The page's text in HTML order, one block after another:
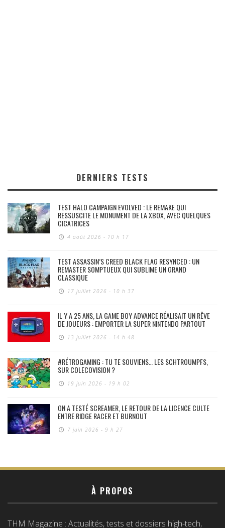
DERNIERS TESTS
TEST HALO CAMPAIGN EVOLVED : LE REMAKE QUI
RESSUSCITE LE MONUMENT DE LA XBOX, AVEC QUELQUES
CICATRICES
4 août 2026 - 10 h 17
TEST ASSASSIN’S CREED BLACK FLAG RESYNCED : UN
REMASTER SOMPTUEUX QUI SUBLIME UN GRAND
CLASSIQUE
17 juillet 2026 - 10 h 37
IL Y A 25 ANS, LA GAME BOY ADVANCE RÉALISAIT UN RÊVE
DE JOUEURS : EMPORTER LA SUPER NINTENDO PARTOUT
13 juillet 2026 - 14 h 48
#RÉTROGAMING : TU TE SOUVIENS… LES SCHTROUMPFS,
SUR COLECOVISION ?
19 juin 2026 - 19 h 02
ON A TESTÉ SCREAMER, LE RETOUR DE LA LICENCE CULTE
ENTRE RIDGE RACER ET BURNOUT
7 juin 2026 - 9 h 27
À PROPOS
THM Magazine : Actualités, tests et dossiers high-tech,